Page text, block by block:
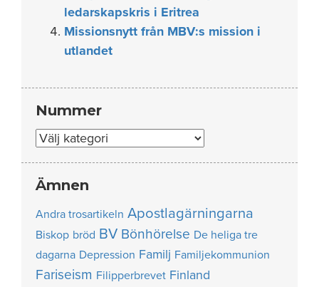
ledarskapskris i Eritrea
Missionsnytt från MBV:s mission i
utlandet
Nummer
Nummer
Ämnen
Andra trosartikeln Apostlagärningarna
Biskop bröd BV Bönhörelse De heliga tre
dagarna Depression Familj Familjekommunion
Fariseism Filipperbrevet Finland